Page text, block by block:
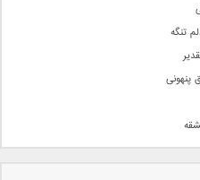
پنهونی